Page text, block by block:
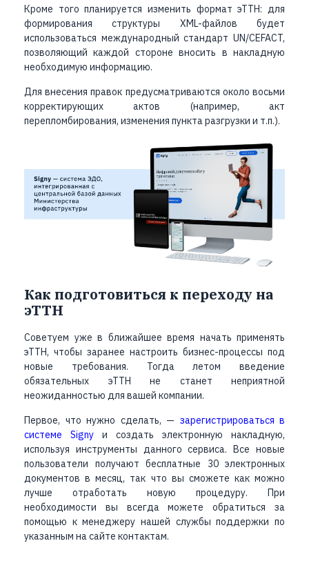
Кроме того планируется изменить формат эТТН: для
формирования структуры XML-файлов будет
использоваться международный стандарт UN/CEFACT,
позволяющий каждой стороне вносить в накладную
необходимую информацию.
Для внесения правок предусматриваются около восьми
корректирующих актов (например, акт
перепломбирования, изменения пункта разгрузки и т.п.).
Как подготовиться к переходу на
эТТН
Советуем уже в ближайшее время начать применять
эТТН, чтобы заранее настроить бизнес-процессы под
новые требования. Тогда летом введение
обязательных эТТН не станет неприятной
неожиданностью для вашей компании.
Первое, что нужно сделать, — зарегистрироваться в
системе Signy и создать электронную накладную,
используя инструменты данного сервиса. Все новые
пользователи получают бесплатные 30 электронных
документов в месяц, так что вы сможете как можно
лучше отработать новую процедуру. При
необходимости вы всегда можете обратиться за
помощью к менеджеру нашей службы поддержки по
указанным на сайте контактам.